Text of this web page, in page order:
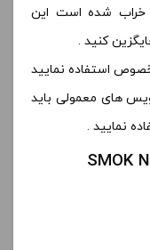
خراب شده است این
کنید .
استفاده نمایید
های معمولی باید
نمایید .